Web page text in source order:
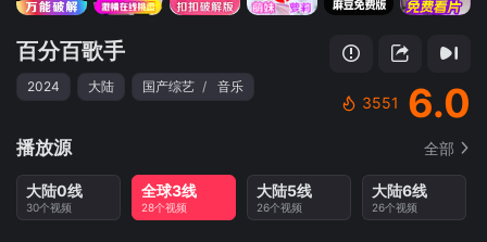
百分百歌手
2024 大陆 国产综艺 / 音乐
3551 6.0
播放源 全部
大陆0线
30个视频
全球3线
28个视频
大陆5线
26个视频
大陆6线
26个视频